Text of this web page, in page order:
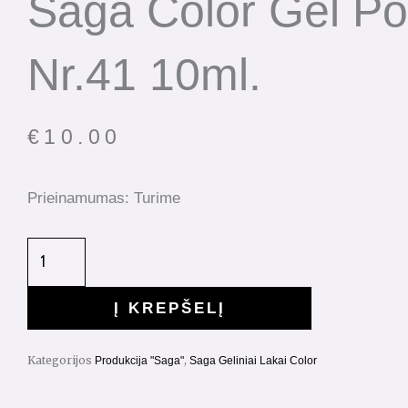
Saga Color Gel
Nr.41 10ml.
€ 10.00
Prieinamumas: Turime
Į KREPŠELĮ
Kategorijos Produkcija "Saga", Saga Geliniai Lakai Color